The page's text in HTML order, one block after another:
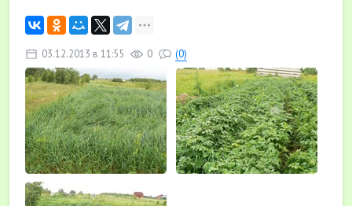
03.12.2013 в 11:55 0 (0)